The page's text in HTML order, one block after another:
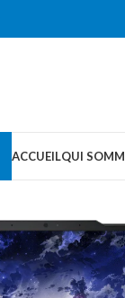
ACCUEILQUI